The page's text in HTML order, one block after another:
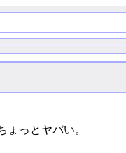
ょっとヤバい。